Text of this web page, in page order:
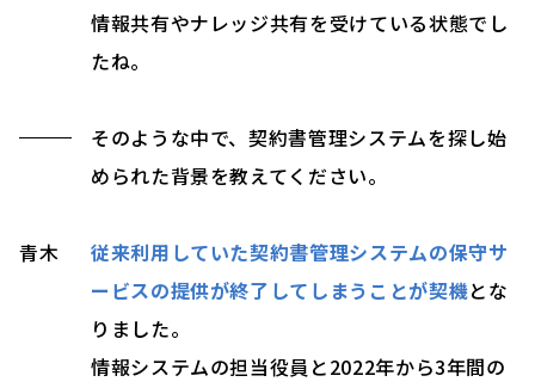
情報共有やナレッジ共有を受けている状態でし
たね。
そのような中で、契約書管理システムを探し始
められた背景を教えてください。
青木
従来利用していた契約書管理システムの保守サ
ービスの提供が終了してしまうことが契機とな
りました。
情報システムの担当役員と2022年から3年間の